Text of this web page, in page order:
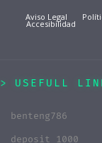
Aviso Legal
Accesibilidad
USEFULL
benteng786
deposit 1000